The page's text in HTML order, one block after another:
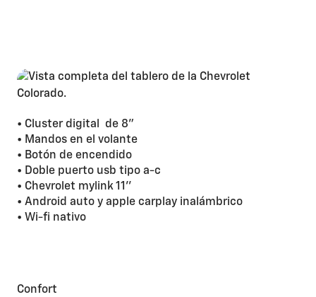
• Cluster digital de 8”
• Mandos en el volante
• Botón de encendido
• Doble puerto usb tipo a-c
• Chevrolet mylink 11’’
• Android auto y apple carplay inalámbrico
• Wi-fi nativo
Confort